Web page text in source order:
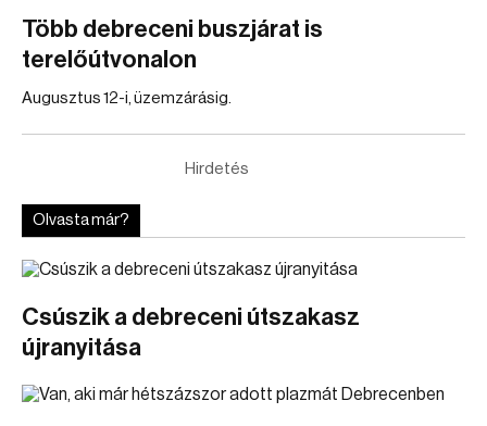
Több debreceni buszjárat is
terelőútvonalon
Augusztus 12-i, üzemzárásig.
Hirdetés
Olvasta már?
Csúszik a debreceni útszakasz
újranyitása